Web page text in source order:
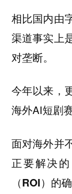
相比国内由
渠道事实上
对垄断。
今年以来，
海外AI短剧赛
面对海外并
正要解决
（ROI）的